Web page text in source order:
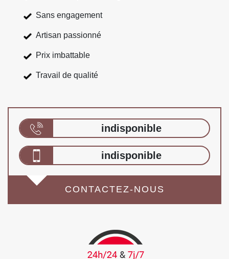
Sans engagement
Artisan passionné
Prix imbattable
Travail de qualité
indisponible
indisponible
CONTACTEZ-NOUS